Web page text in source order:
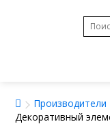
Производители
Декоративный